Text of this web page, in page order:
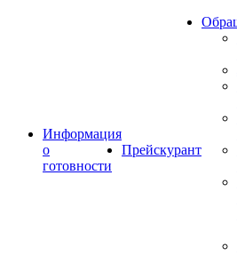
Информация
о
готовности
Прейскурант